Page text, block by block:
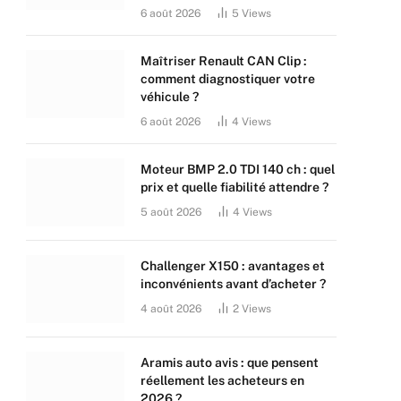
6 août 2026 5 Views
Maîtriser Renault CAN Clip :
comment diagnostiquer votre
véhicule ?
6 août 2026 4 Views
Moteur BMP 2.0 TDI 140 ch : quel
prix et quelle fiabilité attendre ?
5 août 2026 4 Views
Challenger X150 : avantages et
inconvénients avant d’acheter ?
4 août 2026 2 Views
Aramis auto avis : que pensent
réellement les acheteurs en